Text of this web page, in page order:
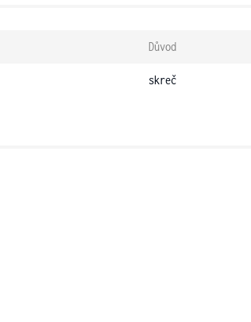
Důvod
skreč